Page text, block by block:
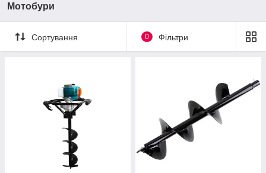
Мотобури
Сортування 0 Фільтри